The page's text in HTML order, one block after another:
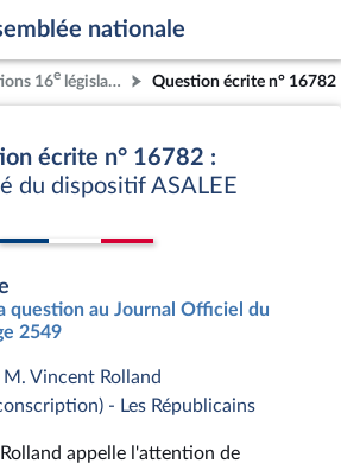
nationale
16e législature Question écrite n° 16782
écrite n° 16782 :
du dispositif ASALEE
question au Journal Officiel du
2549
M. Vincent Rolland
- Les Républicains
appelle l'attention de